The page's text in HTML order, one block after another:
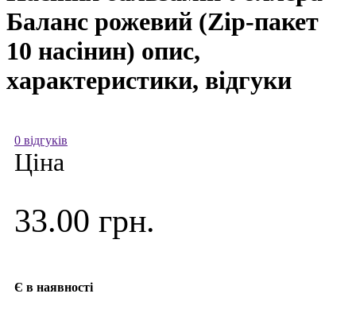
Баланс рожевий (Zip-пакет
10 насінин) опис,
характеристики, відгуки
0 відгуків
Ціна
33.00 грн.
Є в наявності